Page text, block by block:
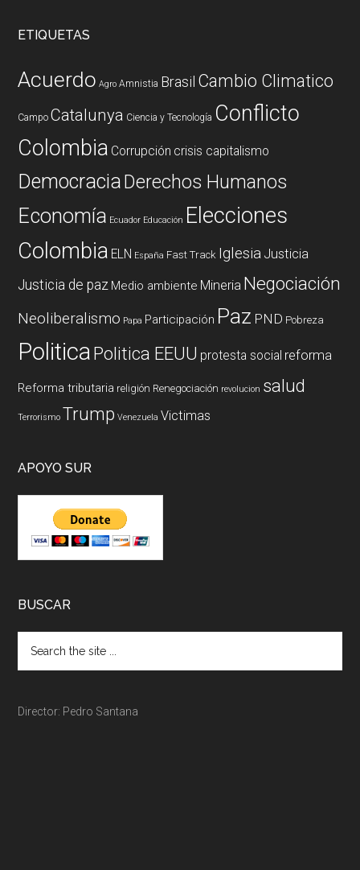
ETIQUETAS
Acuerdo Agro Amnistia Brasil Cambio Climatico
Campo Catalunya Ciencia y Tecnología Conflicto
Colombia Corrupción crisis capitalismo
DemocraciaDerechos Humanos
Economía Ecuador Educación Elecciones
Colombia ELN España Fast Track Iglesia Justicia
Justicia de paz Medio ambiente Mineria Negociación
Neoliberalismo Papa Participación Paz PND Pobreza
PoliticaPolitica EEUU protesta social reforma
Reforma tributaria religión Renegociación revolucion salud
Terrorismo Trump Venezuela Victimas
APOYO SUR
BUSCAR
Director: Pedro Santana